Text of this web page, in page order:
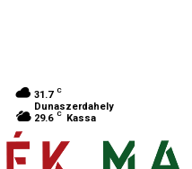
31.7 C
Dunaszerdahely
29.6 C Kassa